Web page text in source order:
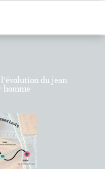
du jean
homme